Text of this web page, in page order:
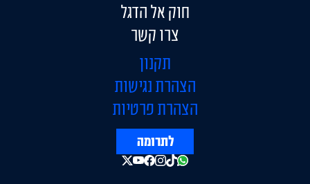
חוק אל הדגל
צרו קשר
תקנון
הצהרת נגישות
הצהרת פרטיות
לתרומה